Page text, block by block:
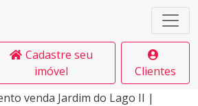
Cadastre seu
imóvel
Clientes
venda Jardim do Lago II |